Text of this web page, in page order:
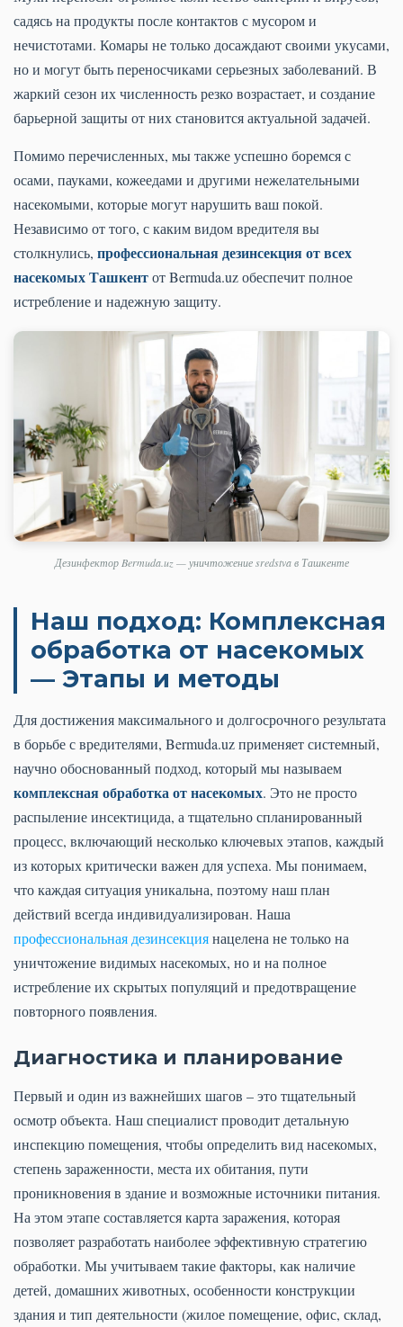
садясь на продукты после контактов с мусором и
нечистотами. Комары не только досаждают своими укусами,
но и могут быть переносчиками серьезных заболеваний. В
жаркий сезон их численность резко возрастает, и создание
барьерной защиты от них становится актуальной задачей.
Помимо перечисленных, мы также успешно боремся с
осами, пауками, кожеедами и другими нежелательными
насекомыми, которые могут нарушить ваш покой.
Независимо от того, с каким видом вредителя вы
столкнулись, профессиональная дезинсекция от всех
насекомых Ташкентот Bermuda.uz обеспечит полное
истребление и надежную защиту.
Дезинфектор Bermuda.uz — уничтожение sredstva в Ташкенте
Наш подход: Комплексная
обработка от насекомых
— Этапы и методы
Для достижения максимального и долгосрочного результата
в борьбе с вредителями, Bermuda.uz применяет системный,
научно обоснованный подход, который мы называем
комплексная обработка от насекомых. Это не просто
распыление инсектицида, а тщательно спланированный
процесс, включающий несколько ключевых этапов, каждый
из которых критически важен для успеха. Мы понимаем,
что каждая ситуация уникальна, поэтому наш план
действий всегда индивидуализирован. Наша
профессиональная дезинсекциянацелена не только на
уничтожение видимых насекомых, но и на полное
истребление их скрытых популяций и предотвращение
повторного появления.
Диагностика и планирование
Первый и один из важнейших шагов – это тщательный
осмотр объекта. Наш специалист проводит детальную
инспекцию помещения, чтобы определить вид насекомых,
степень зараженности, места их обитания, пути
проникновения в здание и возможные источники питания.
На этом этапе составляется карта заражения, которая
позволяет разработать наиболее эффективную стратегию
обработки. Мы учитываем такие факторы, как наличие
детей, домашних животных, особенности конструкции
здания и тип деятельности (жилое помещение, офис, склад,